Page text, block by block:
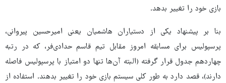
بازی خود را تغییر بدهد.
بنا بر پیشنهاد یکی از دستیاران هاشمیان یعنی امیرحسین پیروانی،
پرسپولیس برای مسابقه امروز مقابل تیم قاسم حدادی‌فر، که در رتبه
چهاردهم جدول قرار گرفته (البته آن‌ها تنها دو امتیاز با پرسپولیس فاصله
دارند)، قصد دارد به طور کلی سیستم بازی خود را تغییر بدهند. استفاده از